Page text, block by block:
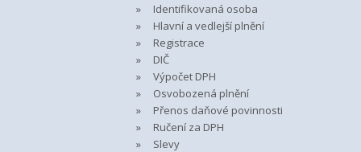
Identifikovaná osoba
Hlavní a vedlejší plnění
Registrace
DIČ
Výpočet DPH
Osvobozená plnění
Přenos daňové povinnosti
Ručení za DPH
Slevy